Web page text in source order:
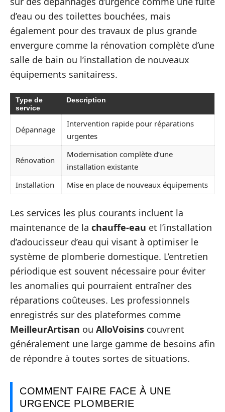
d’eau ou des toilettes bouchées, mais
également pour des travaux de plus grande
envergure comme la rénovation complète d’une
salle de bain ou l’installation de nouveaux
équipements sanitairess.
Type de
service
Description
Dépannage
Intervention rapide pour réparations
urgentes
Rénovation
Modernisation complète d’une
installation existante
Installation
Mise en place de nouveaux équipements
Les services les plus courants incluent la
maintenance de la chauffe-eau et l’installation
d’adoucisseur d’eau qui visant à optimiser le
système de plomberie domestique. L’entretien
périodique est souvent nécessaire pour éviter
les anomalies qui pourraient entraîner des
réparations coûteuses. Les professionnels
enregistrés sur des plateformes comme
MeilleurArtisan ou AlloVoisins couvrent
généralement une large gamme de besoins afin
de répondre à toutes sortes de situations.
COMMENT FAIRE FACE À UNE
URGENCE PLOMBERIE